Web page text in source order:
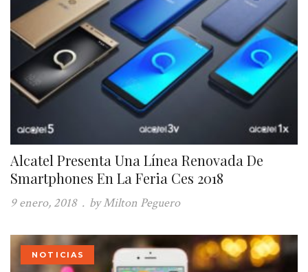
Alcatel Presenta Una Línea Renovada De
Smartphones En La Feria Ces 2018
9 enero, 2018 . by Milton Peguero
NOTICIAS